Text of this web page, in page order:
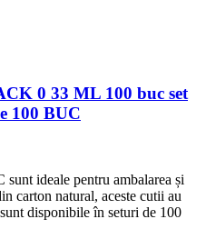
0 33 ML 100 buc set
100 BUC
ideale pentru ambalarea și
carton natural, aceste cutii au
disponibile în seturi de 100